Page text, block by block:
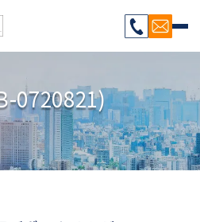
0720821)